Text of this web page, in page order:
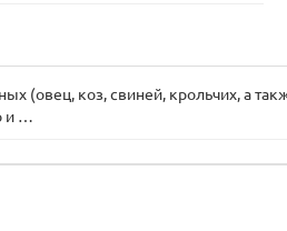
(овец, коз, свиней, крольчих, а
и …